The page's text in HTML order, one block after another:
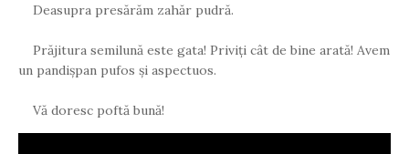
Deasupra presărăm zahăr pudră.
Prăjitura semilună este gata! Priviți cât de bine arată! Avem
un pandișpan pufos și aspectuos.
Vă doresc poftă bună!